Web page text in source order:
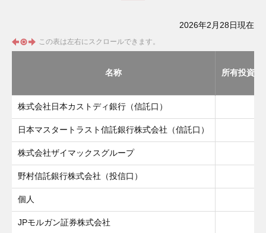
2026年2月28日現在
この表は左右にスクロールできます。
名称 所有投資口
株式会社日本カストディ銀行（信託口）
日本マスタートラスト信託銀行株式会社（信託口）
株式会社ザイマックスグループ
野村信託銀行株式会社（投信口）
個人
JPモルガン証券株式会社